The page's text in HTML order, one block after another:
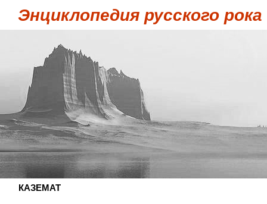
Энциклопедия русского рока
КАЗЕМАТ